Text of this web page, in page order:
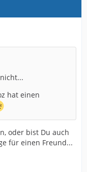
hat einen
oder bist Du auch
für einen Freund...